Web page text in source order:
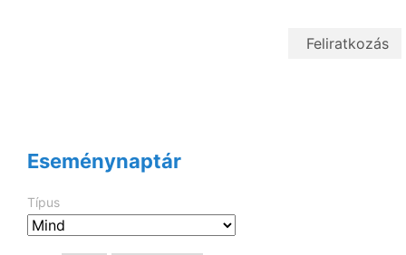
Eseménynaptár
Típus